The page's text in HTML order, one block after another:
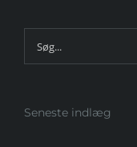
Søg
efter:
Seneste indlæg